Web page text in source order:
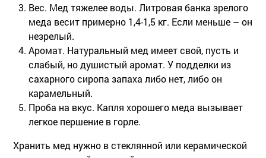
Вес. Мед тяжелее воды. Литровая банка зрелого
меда весит примерно 1,4-1,5 кг. Если меньше – он
незрелый.
Аромат. Натуральный мед имеет свой, пусть и
слабый, но душистый аромат. У подделки из
сахарного сиропа запаха либо нет, либо он
карамельный.
Проба на вкус. Капля хорошего меда вызывает
легкое першение в горле.
Хранить мед нужно в стеклянной или керамической